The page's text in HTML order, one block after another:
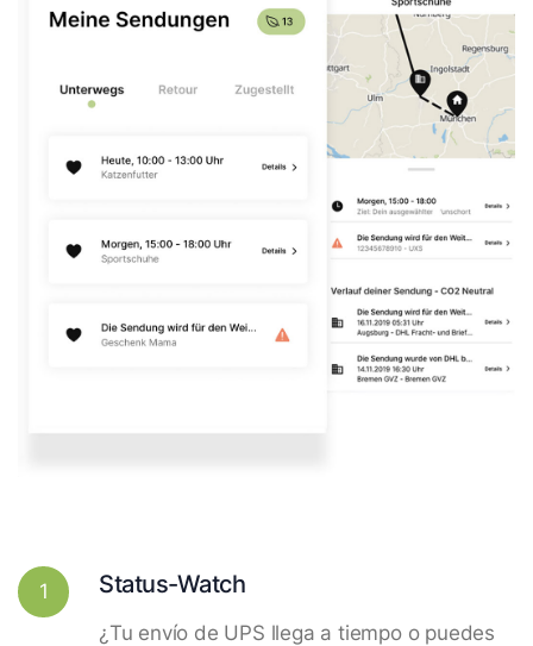
1 Status-Watch
¿Tu envío de UPS llega a tiempo o puedes